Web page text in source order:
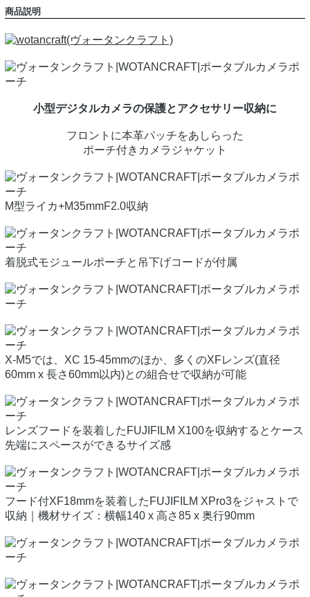
商品説明
小型デジタルカメラの保護とアクセサリー収納に
フロントに本革パッチをあしらった
ポーチ付きカメラジャケット
M型ライカ+M35mmF2.0収納
着脱式モジュールポーチと吊下げコードが付属
X-M5では、XC 15-45mmのほか、多くのXFレンズ(直径
60mm x 長さ60mm以内)との組合せで収納が可能
レンズフードを装着したFUJIFILM X100を収納するとケース
先端にスペースができるサイズ感
フード付XF18mmを装着したFUJIFILM XPro3をジャストで
収納｜機材サイズ：横幅140 x 高さ85 x 奥行90mm